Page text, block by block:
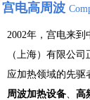
宫电高周波
2002年，宫电来
（上海）有限公
应加热领域的先驱
周波加热设备、 高